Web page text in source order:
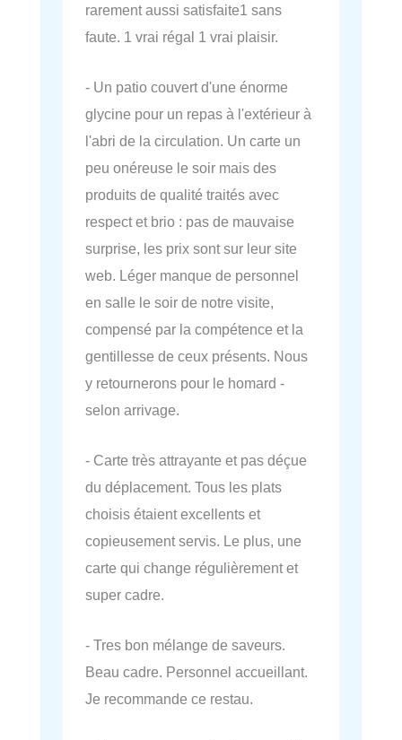
rarement aussi satisfaite1 sans
faute. 1 vrai régal 1 vrai plaisir.
- Un patio couvert d'une énorme
glycine pour un repas à l'extérieur à
l'abri de la circulation. Un carte un
peu onéreuse le soir mais des
produits de qualité traités avec
respect et brio : pas de mauvaise
surprise, les prix sont sur leur site
web. Léger manque de personnel
en salle le soir de notre visite,
compensé par la compétence et la
gentillesse de ceux présents. Nous
y retournerons pour le homard -
selon arrivage.
- Carte très attrayante et pas déçue
du déplacement. Tous les plats
choisis étaient excellents et
copieusement servis. Le plus, une
carte qui change régulièrement et
super cadre.
- Tres bon mélange de saveurs.
Beau cadre. Personnel accueillant.
Je recommande ce restau.